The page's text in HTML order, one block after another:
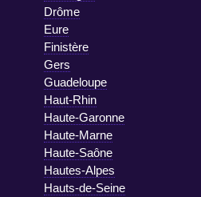
Drôme
Eure
Finistère
Gers
Guadeloupe
Haut-Rhin
Haute-Garonne
Haute-Marne
Haute-Saône
Hautes-Alpes
Hauts-de-Seine